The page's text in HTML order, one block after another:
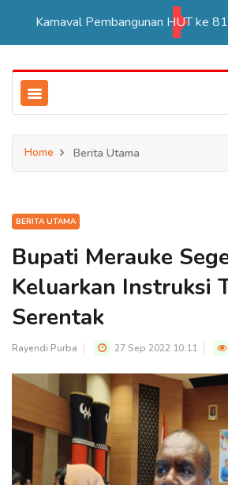
Home Berita Utama
BERITA UTAMA
Bupati Merauke
Keluarkan Instruksi
Serentak
Rayendi Purba 27 Sep 2022 10:11